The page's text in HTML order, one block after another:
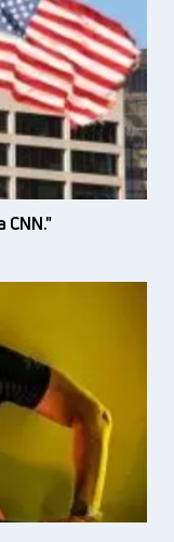
CNN."